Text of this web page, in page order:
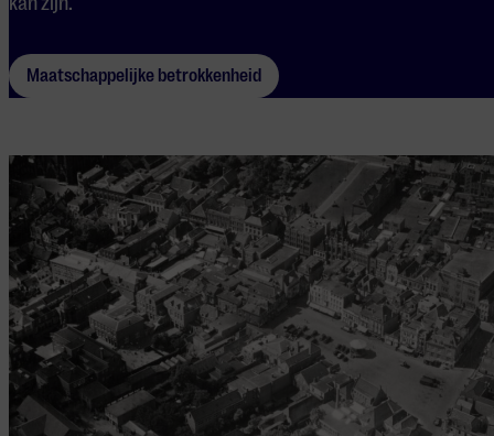
Maatschappelijke betrokkenheid